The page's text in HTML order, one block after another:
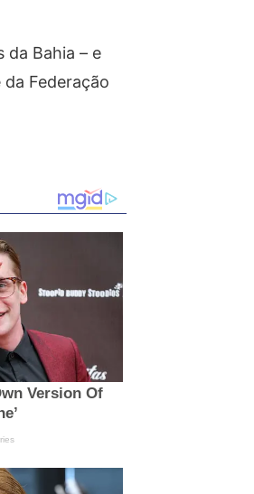
da Bahia – e
Federação